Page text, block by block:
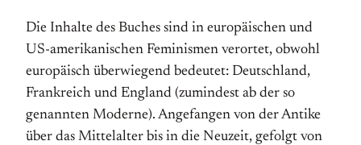
Die Inhalte des Buches sind in europäischen und
US-amerikanischen Feminismen verortet, obwohl
europäisch überwiegend bedeutet: Deutschland,
Frankreich und England (zumindest ab der so
genannten Moderne). Angefangen von der Antike
über das Mittelalter bis in die Neuzeit, gefolgt von